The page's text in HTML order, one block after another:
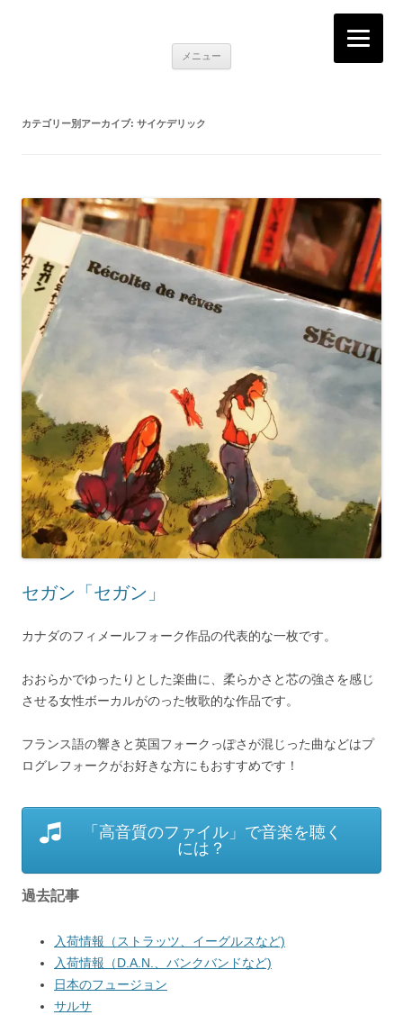
メニュー
カテゴリー別アーカイブ: サイケデリック
セガン「セガン」
カナダのフィメールフォーク作品の代表的な一枚です。
おおらかでゆったりとした楽曲に、柔らかさと芯の強さを感じ
させる女性ボーカルがのった牧歌的な作品です。
フランス語の響きと英国フォークっぽさが混じった曲などはプ
ログレフォークがお好きな方にもおすすめです！
「高音質のファイル」で音楽を聴く
には？
過去記事
入荷情報（ストラッツ、イーグルスなど)
入荷情報（D.A.N.、バンクバンドなど)
日本のフュージョン
サルサ